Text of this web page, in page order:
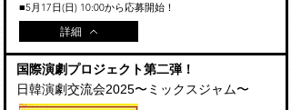
​■5月17日(日) 10:00から応募開始！
詳細
​国際演劇プロジェクト第二弾！
日韓演劇交流会2025〜ミックスジャム〜